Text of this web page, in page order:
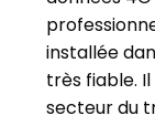
installée
très fiable.
secteur du